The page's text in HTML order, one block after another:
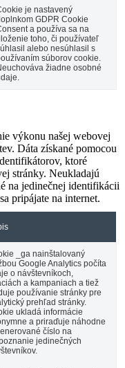
je nastavený
GDPR Cookie
a používa sa na
toho, či používateľ
alebo nesúhlasil s
súborov cookie.
žiadne osobné
výkonu našej webovej
Dáta získané pomocou
ktoré
stránky. Neukladajú
na jedinečnej identifikácii
pripájate na internet.
_ga nainštalovaný
Google Analytics počíta
o návštevníkoch,
a kampaniach a tiež
používanie stránky pre
prehľad stránky.
ukladá informácie
a priraďuje náhodne
číslo na
jedinečných